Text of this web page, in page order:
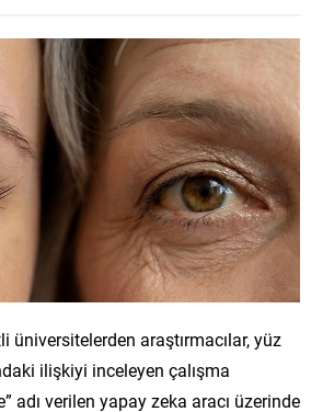
üniversitelerden araştırmacılar, yüz
ilişkiyi inceleyen çalışma
adı verilen yapay zeka aracı üzerinde